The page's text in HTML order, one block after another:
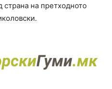
на претходното